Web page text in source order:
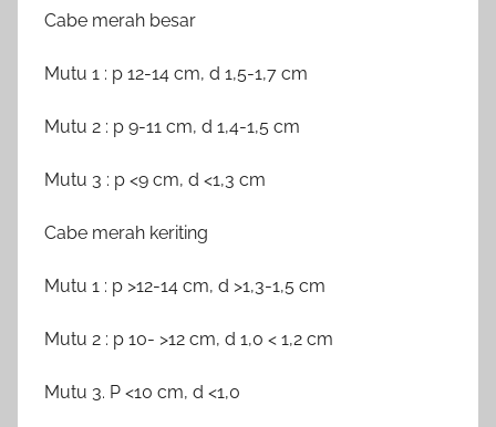
Cabe merah besar
Mutu 1 : p 12-14 cm, d 1,5-1,7 cm
Mutu 2 : p 9-11 cm, d 1,4-1,5 cm
Mutu 3 : p <9 cm, d <1,3 cm
Cabe merah keriting
Mutu 1 : p >12-14 cm, d >1,3-1,5 cm
Mutu 2 : p 10- >12 cm, d 1,0 < 1,2 cm
Mutu 3. P <10 cm, d <1,0